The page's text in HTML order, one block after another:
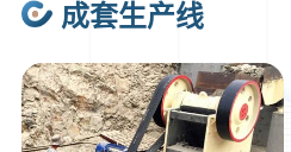
成套生产线